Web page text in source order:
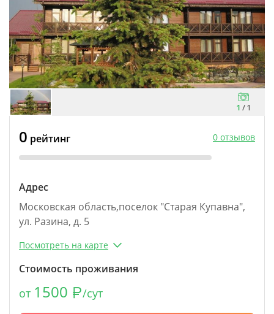
1 /1
0 рейтинг 0 отзывов
Адрес
Московская область,поселок "Старая Купавна",
ул. Разина, д. 5
Посмотреть на карте
Стоимость проживания
от 1500 /сут